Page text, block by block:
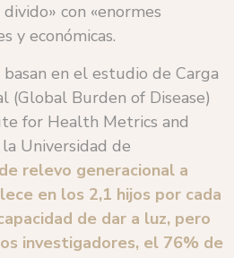
con «enormes
y económicas.
en el estudio de Carga
(Global Burden of Disease)
for Health Metrics and
Universidad de
relevo generacional a
en los 2,1 hijos por cada
de dar a luz, pero
investigadores, el 76% de